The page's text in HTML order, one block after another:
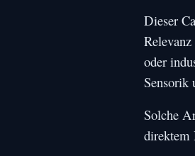
Dieser
oder
Sensorik
Solche
direktem